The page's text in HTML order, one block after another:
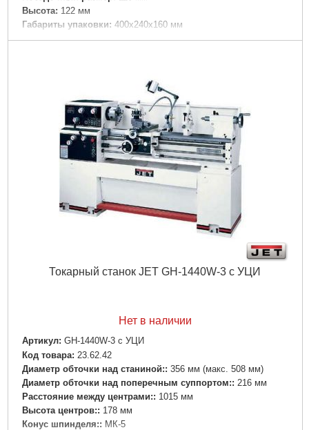
Высота: 122 мм
Габариты упаковки: 400x240x160 мм
Вес брутто: 6,300 г
Токарный станок JET GH-1440W-3 с УЦИ
Нет в наличии
Артикул: GH-1440W-3 с УЦИ
Код товара: 23.62.42
Диаметр обточки над станиной:: 356 мм (макс. 508 мм)
Диаметр обточки над поперечным суппортом:: 216 мм
Расстояние между центрами:: 1015 мм
Высота центров:: 178 мм
Конус шпинделя:: МК-5